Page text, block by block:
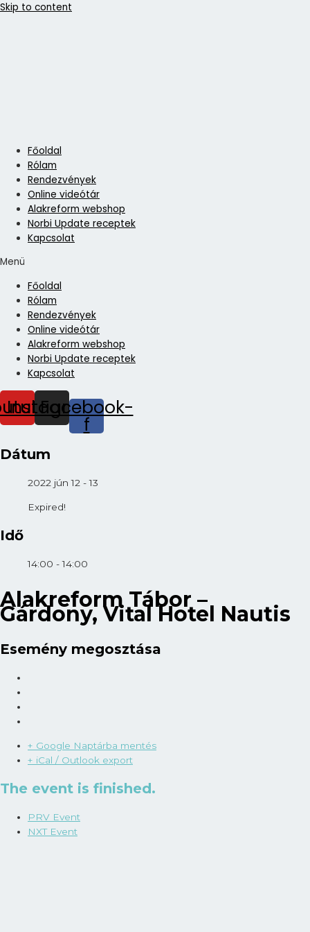
Skip to content
Főoldal
Rólam
Rendezvények
Online videótár
Alakreform webshop
Norbi Update receptek
Kapcsolat
Menü
Főoldal
Rólam
Rendezvények
Online videótár
Alakreform webshop
Norbi Update receptek
Kapcsolat
Instagram
Facebook-
f
Dátum
2022 jún 12 - 13
Expired!
Idő
14:00 - 14:00
Alakreform Tábor –
Gárdony, Vital Hotel Nautis
Esemény megosztása
+ Google Naptárba mentés
+ iCal / Outlook export
The event is finished.
PRV Event
NXT Event